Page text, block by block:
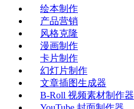
绘本制作
产品营销
风格克隆
漫画制作
卡片制作
幻灯片制作
文章插图生成器
B-Roll 视频素材制作器